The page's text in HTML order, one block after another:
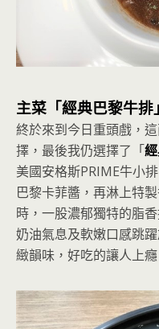
主菜「經典巴黎牛排
終於來到今日重頭戲，
擇，最後我仍選擇了「
美國安格斯PRIME牛小
巴黎卡菲醬，再淋上特
時，一股濃郁獨特的脂
奶油氣息及軟嫩口感跳
緻韻味，好吃的讓人上癮